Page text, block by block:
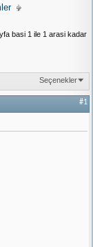
basi 1 ile 1 arasi kadar
Seçenekler
#1